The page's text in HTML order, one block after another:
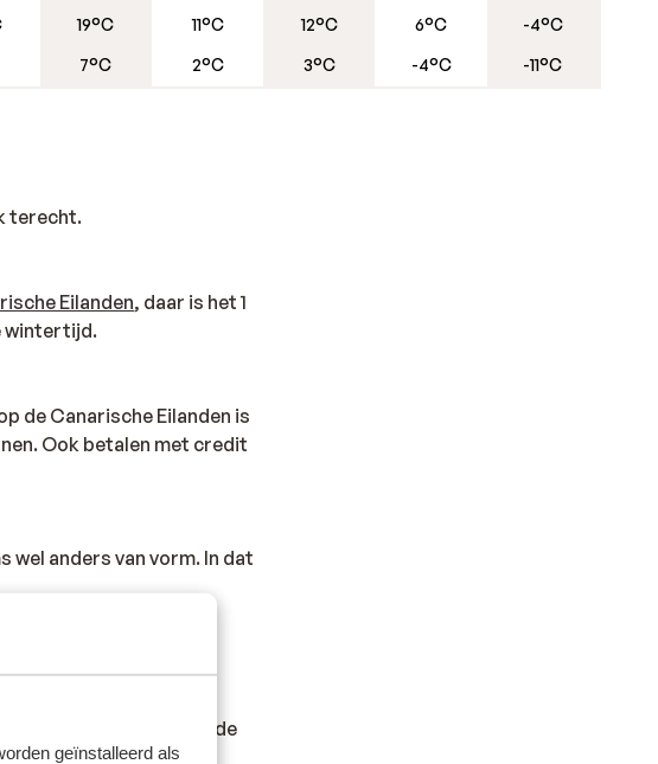
geïnstalleerd als
19°C
7°C
11°C
2°C
12°C
3°C
6°C
-4°C
-4°C
-11°C
terecht.
Eilanden, daar is het 1
wintertijd.
de Canarische Eilanden is
Ook betalen met credit
anders van vorm. In dat
vragen of er andere
waar je heen wilt en de